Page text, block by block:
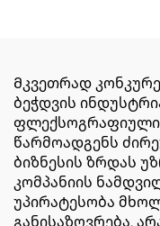
Მკვეთრად
ბეჭდვის
ფლექსოგრაფიული
წარმოადგენს
ბიზნესის ზრდას
კომპანიის
უპირატესობა
განისაზღვრება,